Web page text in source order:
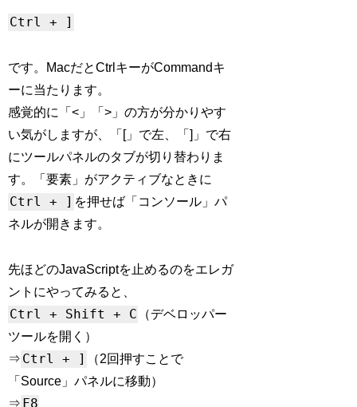
Ctrl + ]
です。MacだとCtrlキーがCommandキ
ーに当たります。
感覚的に「<」「>」の方が分かりやす
い気がしますが、「[」で左、「]」で右
にツールパネルのタブが切り替わりま
す。「要素」がアクティブなときに
Ctrl + ] を押せば「コンソール」パ
ネルが開きます。
先ほどのJavaScriptを止めるのをエレガ
ントにやってみると、
Ctrl + Shift + C
（デベロッパー
ツールを開く）
⇒ Ctrl + ]
（2回押すことで
「Source」パネルに移動）
⇒ F8